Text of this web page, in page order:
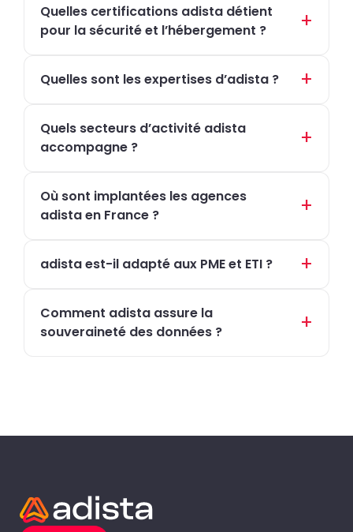
Quelles certifications adista détient
pour la sécurité et l’hébergement ?
Quelles sont les expertises d’adista ?
Quels secteurs d’activité adista
accompagne ?
Où sont implantées les agences
adista en France ?
adista est-il adapté aux PME et ETI ?
Comment adista assure la
souveraineté des données ?